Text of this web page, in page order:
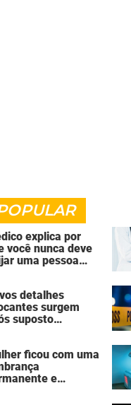
explica por
você nunca deve
uma pessoa
detalhes
surgem
suposto
homem que matou
de 7 pessoas
ficou com uma
e